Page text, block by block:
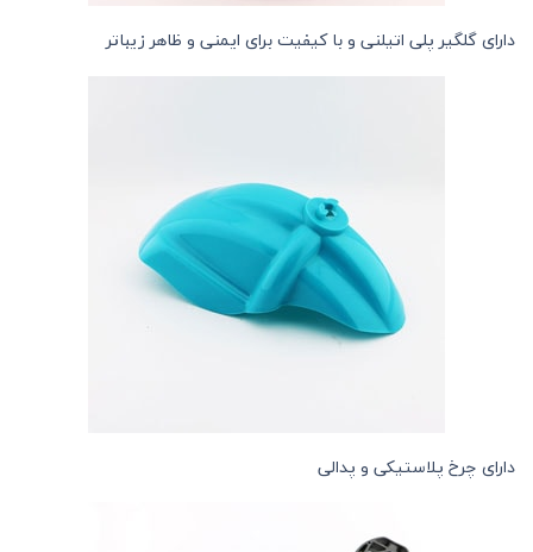
دارای گلگیر پلی اتیلنی و با کیفیت برای ایمنی و ظاهر زیباتر
دارای چرخ پلاستیکی و پدالی